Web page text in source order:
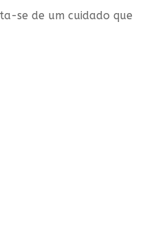
se de um cuidado que